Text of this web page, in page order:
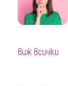
виж всички